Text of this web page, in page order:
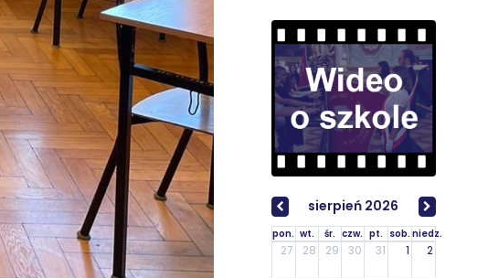
sierpień 2026
pon. wt. śr. czw. pt. sob. niedz.
27 28 29 30 31 1 2